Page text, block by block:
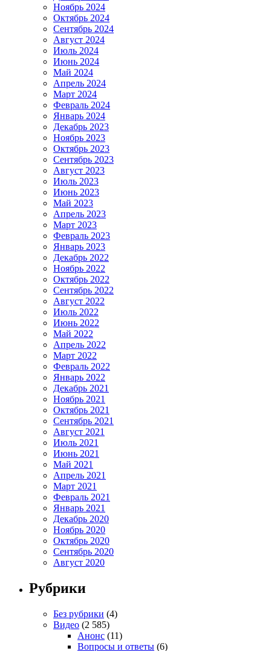
Ноябрь 2024
Октябрь 2024
Сентябрь 2024
Август 2024
Июль 2024
Июнь 2024
Май 2024
Апрель 2024
Март 2024
Февраль 2024
Январь 2024
Декабрь 2023
Ноябрь 2023
Октябрь 2023
Сентябрь 2023
Август 2023
Июль 2023
Июнь 2023
Май 2023
Апрель 2023
Март 2023
Февраль 2023
Январь 2023
Декабрь 2022
Ноябрь 2022
Октябрь 2022
Сентябрь 2022
Август 2022
Июль 2022
Июнь 2022
Май 2022
Апрель 2022
Март 2022
Февраль 2022
Январь 2022
Декабрь 2021
Ноябрь 2021
Октябрь 2021
Сентябрь 2021
Август 2021
Июль 2021
Июнь 2021
Май 2021
Апрель 2021
Март 2021
Февраль 2021
Январь 2021
Декабрь 2020
Ноябрь 2020
Октябрь 2020
Сентябрь 2020
Август 2020
Рубрики
Без рубрики (4)
Видео (2 585)
Анонс (11)
Вопросы и ответы (6)